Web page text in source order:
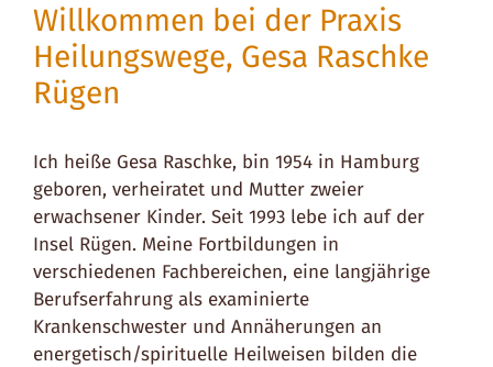
Willkommen bei der Praxis
Heilungswege, Gesa Raschke
Rügen
Ich heiße Gesa Raschke, bin 1954 in Hamburg
geboren, verheiratet und Mutter zweier
erwachsener Kinder. Seit 1993 lebe ich auf der
Insel Rügen. Meine Fortbildungen in
verschiedenen Fachbereichen, eine langjährige
Berufserfahrung als examinierte
Krankenschwester und Annäherungen an
energetisch/spirituelle Heilweisen bilden die